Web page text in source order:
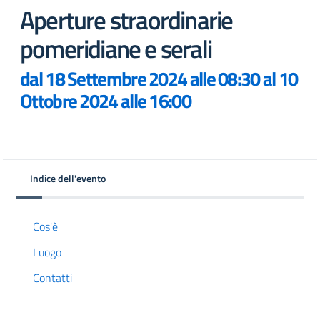
Aperture straordinarie
pomeridiane e serali
dal 18 Settembre 2024 alle 08:30 al 10
Ottobre 2024 alle 16:00
Indice dell'evento
Cos'è
Luogo
Contatti